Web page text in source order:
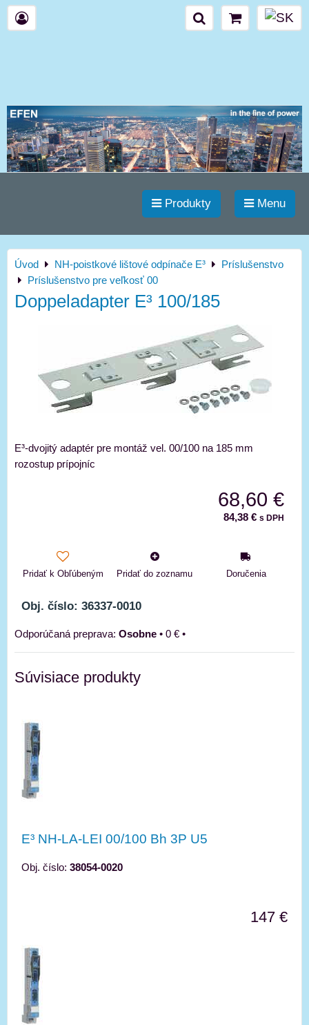
Produkty Menu
Úvod NH-poistkové lištové odpínače E³
Príslušenstvo
Príslušenstvo pre veľkosť 00
Doppeladapter E³ 100/185
E³-dvojitý adaptér pre montáž vel. 00/100 na 185 mm
rozostup prípojníc
68,60 €
84,38 € s DPH
Pridať k Obľúbeným Pridať do zoznamu Doručenia
Obj. číslo: 36337-0010
Osobne • 0 € •
Súvisiace produkty
E³ NH-LA-LEI 00/100 Bh 3P U5
Obj. číslo: 38054-0020
147 €